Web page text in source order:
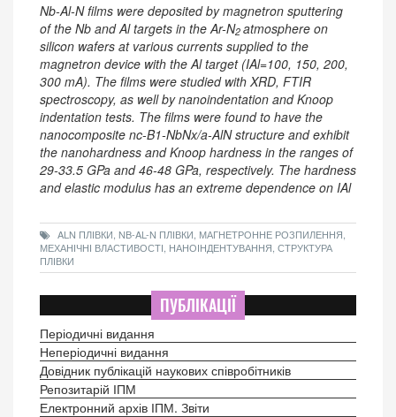
Nb-Al-N films were deposited by magnetron sputtering
of the Nb and Al targets in the Ar-N2 atmosphere on
silicon wafers at various currents supplied to the
magnetron device with the Al target (IAl=100, 150, 200,
300 mA). The films were studied with XRD, FTIR
spectroscopy, as well by nanoindentation and Knoop
indentation tests. The films were found to have the
nanocomposite nc-B1-NbNx/a-AlN structure and exhibit
the nanohardness and Knoop hardness in the ranges of
29-33.5 GPa and 46-48 GPa, respectively. The hardness
and elastic modulus has an extreme dependence on IAl
ALN ПЛІВКИ, NB-AL-N ПЛІВКИ, МАГНЕТРОННЕ РОЗПИЛЕННЯ,
МЕХАНІЧНІ ВЛАСТИВОСТІ, НАНОІНДЕНТУВАННЯ, СТРУКТУРА
ПЛІВКИ
ПУБЛІКАЦІЇ
Періодичні видання
Неперіодичні видання
Довідник публікацій наукових співробітників
Репозитарій ІПМ
Електронний архів ІПМ. Звіти